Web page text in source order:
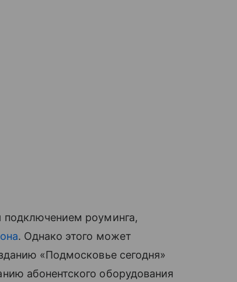
подключением роуминга,
. Однако этого может
«Подмосковье сегодня»
абонентского оборудования